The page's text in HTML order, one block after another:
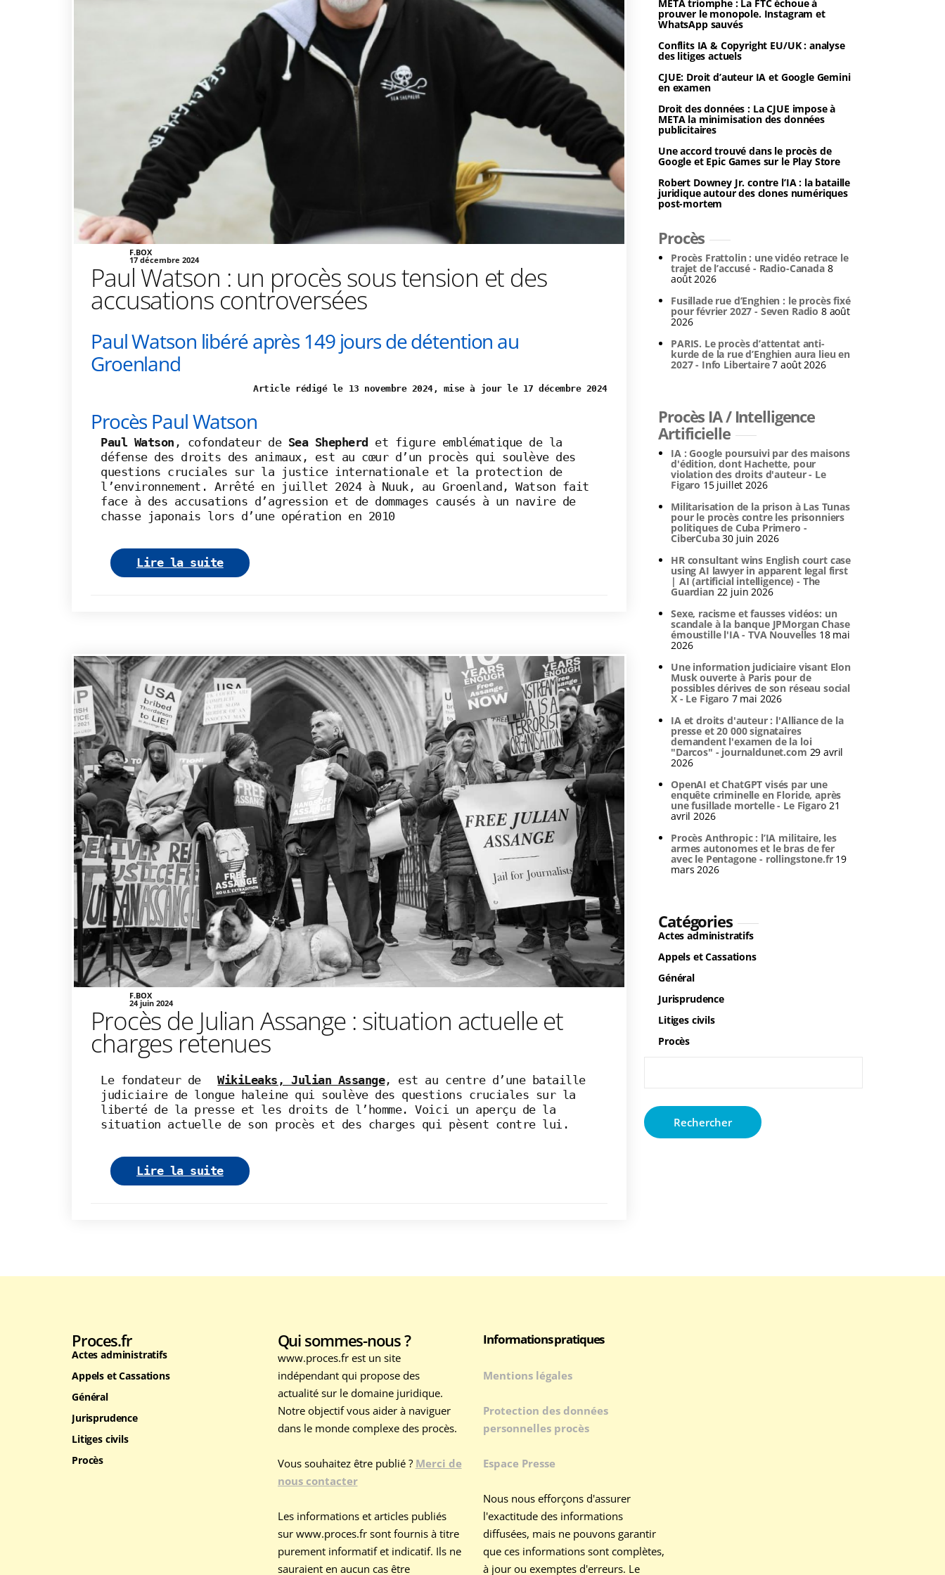
F.BOX
17 décembre 2024
Paul Watson : un procès sous tension et des
accusations controversées
Paul Watson libéré après 149 jours de détention au
Groenland
Article rédigé le 13 novembre 2024, mise à jour le 17 décembre 2024
Procès Paul Watson
Paul Watson , cofondateur de Sea Shepherd et figure emblématique de la
défense des droits des animaux, est au cœur d’un procès qui soulève des
questions cruciales sur la justice internationale et la protection de
l’environnement. Arrêté en juillet 2024 à Nuuk, au Groenland, Watson fait
face à des accusations d’agression et de dommages causés à un navire de
chasse japonais lors d’une opération en 2010
Lire la suite
F.BOX
24 juin 2024
Procès de Julian Assange : situation actuelle et
charges retenues
Le fondateur de WikiLeaks, Julian Assange, est au centre d’une bataille
judiciaire de longue haleine qui soulève des questions cruciales sur la
liberté de la presse et les droits de l’homme. Voici un aperçu de la
situation actuelle de son procès et des charges qui pèsent contre lui.
Lire la suite
META triomphe : La FTC échoue à
prouver le monopole. Instagram et
WhatsApp sauvés
Conflits IA & Copyright EU/UK : analyse
des litiges actuels
CJUE: Droit d’auteur IA et Google Gemini
en examen
Droit des données : La CJUE impose à
META la minimisation des données
publicitaires
Une accord trouvé dans le procès de
Google et Epic Games sur le Play Store
Robert Downey Jr. contre l’IA : la bataille
juridique autour des clones numériques
post-mortem
Procès
Procès Frattolin : une vidéo retrace le
trajet de l’accusé - Radio-Canada 8
août 2026
Fusillade rue d’Enghien : le procès fixé
pour février 2027 - Seven Radio 8 août
2026
PARIS. Le procès d’attentat anti-
kurde de la rue d’Enghien aura lieu en
2027 - Info Libertaire 7 août 2026
Procès IA / Intelligence
Artificielle
IA : Google poursuivi par des maisons
d'édition, dont Hachette, pour
violation des droits d'auteur - Le
Figaro 15 juillet 2026
Militarisation de la prison à Las Tunas
pour le procès contre les prisonniers
politiques de Cuba Primero -
CiberCuba 30 juin 2026
HR consultant wins English court case
using AI lawyer in apparent legal first
| AI (artificial intelligence) - The
Guardian 22 juin 2026
Sexe, racisme et fausses vidéos: un
scandale à la banque JPMorgan Chase
émoustille l'IA - TVA Nouvelles 18 mai
2026
Une information judiciaire visant Elon
Musk ouverte à Paris pour de
possibles dérives de son réseau social
X - Le Figaro 7 mai 2026
IA et droits d'auteur : l'Alliance de la
presse et 20 000 signataires
demandent l'examen de la loi
"Darcos" - journaldunet.com 29 avril
2026
OpenAI et ChatGPT visés par une
enquête criminelle en Floride, après
une fusillade mortelle - Le Figaro 21
avril 2026
Procès Anthropic : l’IA militaire, les
armes autonomes et le bras de fer
avec le Pentagone - rollingstone.fr 19
mars 2026
Catégories
Actes administratifs
Appels et Cassations
Général
Jurisprudence
Litiges civils
Procès
Proces.fr
Actes administratifs
Appels et Cassations
Général
Jurisprudence
Litiges civils
Procès
Qui sommes-nous ?
www.proces.fr est un site
indépendant qui propose des
actualité sur le domaine juridique.
Notre objectif vous aider à naviguer
dans le monde complexe des procès.
Vous souhaitez être publié ? Merci de
nous contacter
Les informations et articles publiés
sur www.proces.fr sont fournis à titre
purement informatif et indicatif. Ils ne
sauraient en aucun cas être
Informations pratiques
Mentions légales
Protection des données
personnelles procès
Espace Presse
Nous nous efforçons d'assurer
l'exactitude des informations
diffusées, mais ne pouvons garantir
que ces informations sont complètes,
à jour ou exemptes d'erreurs. Le